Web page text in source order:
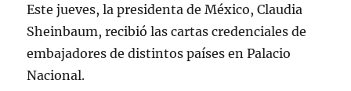
Este jueves, la presidenta de México, Claudia
Sheinbaum, recibió las cartas credenciales de
embajadores de distintos países en Palacio
Nacional.